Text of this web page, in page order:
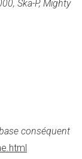
Ska-P, Mighty
conséquent